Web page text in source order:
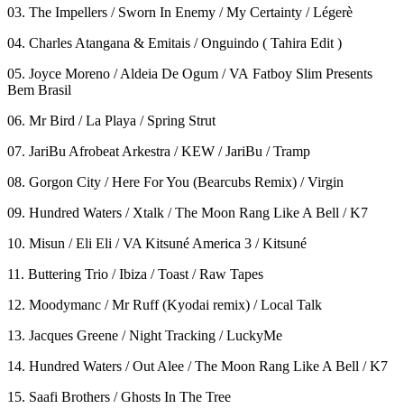
03. The Impellers / Sworn In Enemy / My Certainty / Légerè
04. Charles Atangana & Emitais / Onguindo ( Tahira Edit )
05. Joyce Moreno / Aldeia De Ogum / VA Fatboy Slim Presents
Bem Brasil
06. Mr Bird / La Playa / Spring Strut
07. JariBu Afrobeat Arkestra / KEW / JariBu / Tramp
08. Gorgon City / Here For You (Bearcubs Remix) / Virgin
09. Hundred Waters / Xtalk / The Moon Rang Like A Bell / K7
10. Misun / Eli Eli / VA Kitsuné America 3 / Kitsuné
11. Buttering Trio / Ibiza / Toast / Raw Tapes
12. Moodymanc / Mr Ruff (Kyodai remix) / Local Talk
13. Jacques Greene / Night Tracking / LuckyMe
14. Hundred Waters / Out Alee / The Moon Rang Like A Bell / K7
15. Saafi Brothers / Ghosts In The Tree